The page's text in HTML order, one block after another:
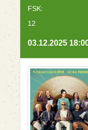
FSK:
12
03.12.2025